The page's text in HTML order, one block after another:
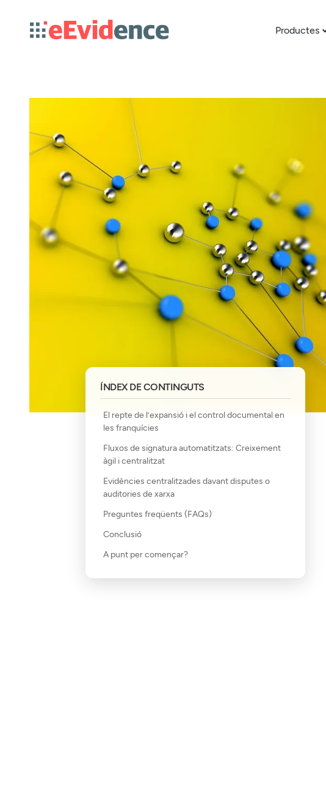
Productes
ÍNDEX DE CONTINGUTS
El repte de l’expansió i el control documental en
les franquícies
Fluxos de signatura automatitzats: Creixement
àgil i centralitzat
Evidències centralitzades davant disputes o
auditories de xarxa
Preguntes freqüents (FAQs)
Conclusió
A punt per començar?